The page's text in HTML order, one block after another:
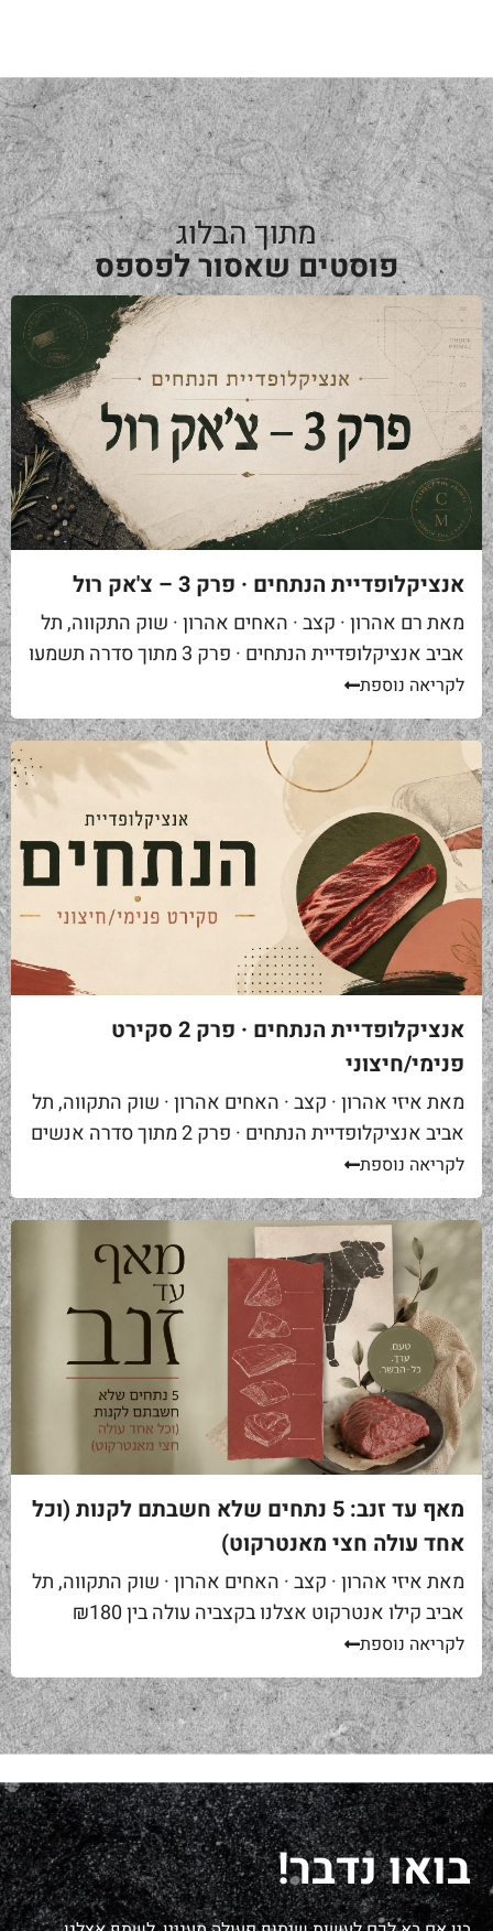
מתוך הבלוג
פוסטים שאסור לפספס
אנציקלופדיית הנתחים · פרק 3 – צ'אק רול
מאת רם אהרון · קצב · האחים אהרון · שוק התקווה, תל
אביב אנציקלופדיית הנתחים · פרק 3 מתוך סדרה תשמעו
סיפור. אתם באים לאחת ממסעדות הבשר הטובות...
לקריאה נוספת
אנציקלופדיית הנתחים · פרק 2 סקירט
פנימי/חיצוני
מאת איזי אהרון · קצב · האחים אהרון · שוק התקווה, תל
אביב אנציקלופדיית הנתחים · פרק 2 מתוך סדרה אנשים
באים אליי בקצביה ומבקשים "סקירט". שאלה ראשונה...
לקריאה נוספת
מאף עד זנב: 5 נתחים שלא חשבתם לקנות (וכל
אחד עולה חצי מאנטרקוט)
מאת איזי אהרון · קצב · האחים אהרון · שוק התקווה, תל
אביב קילו אנטרקוט אצלנו בקצביה עולה בין ₪180
ל-₪220. מחיר יפה – וגם מוצדק, כי זה...
לקריאה נוספת
בואו נדבר!